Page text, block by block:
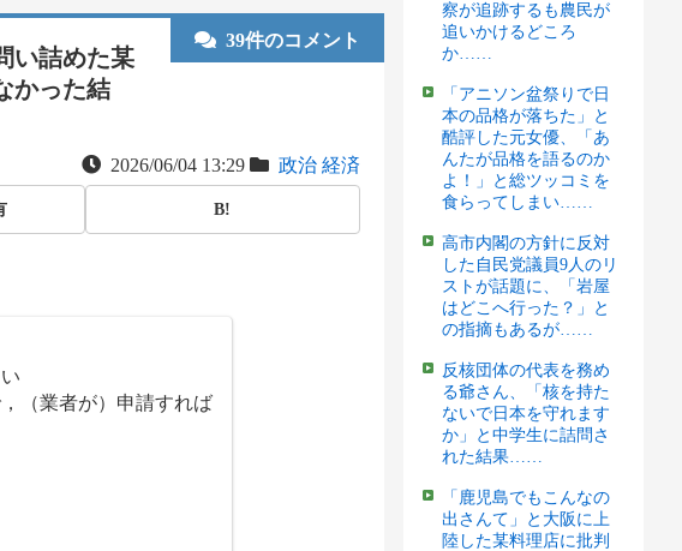
39件のコメント
い詰めた某
かった結
2026/06/04 13:29 政治 経済
B!
（業者が）申請すれば
察が追跡するも農民が
追いかけるどころ
か……
「アニソン盆祭りで日
本の品格が落ちた」と
酷評した元女優、「あ
んたが品格を語るのか
よ！」と総ツッコミを
食らってしまい……
高市内閣の方針に反対
した自民党議員9人のリ
ストが話題に、「岩屋
はどこへ行った？」と
の指摘もあるが……
反核団体の代表を務め
る爺さん、「核を持た
ないで日本を守れます
か」と中学生に詰問さ
れた結果……
「鹿児島でもこんなの
出さんて」と大阪に上
陸した某料理店に批判